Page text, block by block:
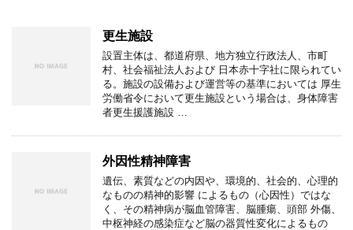
更生施設
設置主体は、都道府県、地方独立行政法人、市町
村、社会福祉法人および 日本赤十字社に限られてい
る。施設の設備および運営等の基準においては 厚生
労働省令において更生施設という場合は、身体障害
者更生援護施設 …
外因性精神障害
遺伝、素質などの内因や、環境的、社会的、心理的
なものの精神的影響 によるもの（心因性）ではな
く、その精神病が脳血管障害、脳腫瘍、頭部 外傷、
中枢神経の感染症など脳の器質性変化によるもの